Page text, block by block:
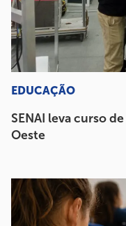
EDUCAÇÃO
SENAI leva curso
Oeste